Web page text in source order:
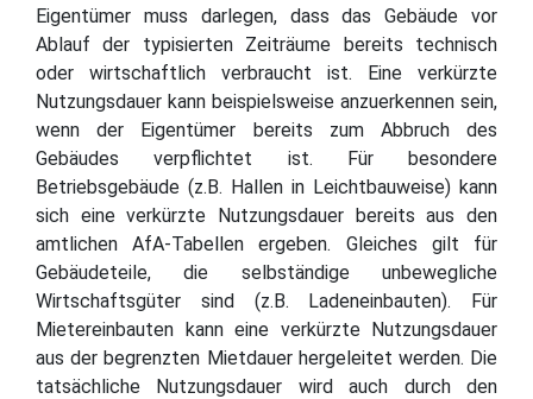
Eigentümer muss darlegen, dass das Gebäude vor
Ablauf der typisierten Zeiträume bereits technisch
oder wirtschaftlich verbraucht ist. Eine verkürzte
Nutzungsdauer kann beispielsweise anzuerkennen sein,
wenn der Eigentümer bereits zum Abbruch des
Gebäudes verpflichtet ist. Für besondere
Betriebsgebäude (z.B. Hallen in Leichtbauweise) kann
sich eine verkürzte Nutzungsdauer bereits aus den
amtlichen AfA-Tabellen ergeben. Gleiches gilt für
Gebäudeteile, die selbständige unbewegliche
Wirtschaftsgüter sind (z.B. Ladeneinbauten). Für
Mietereinbauten kann eine verkürzte Nutzungsdauer
aus der begrenzten Mietdauer hergeleitet werden. Die
tatsächliche Nutzungsdauer wird auch durch den